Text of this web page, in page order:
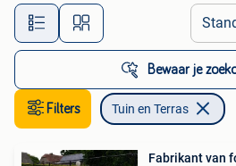
Alle afstanden…
Bewaar je
Filters Tuin en Terras
Fabrikant van